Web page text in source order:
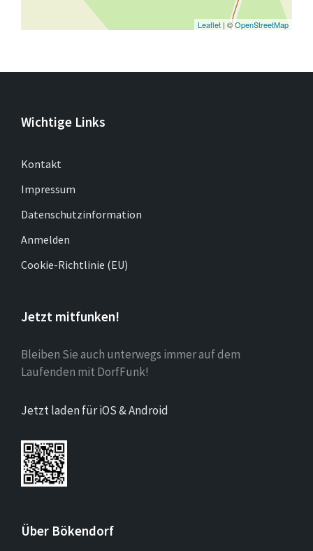
Leaflet | ©OpenStreetMap
Wichtige Links
Kontakt
Impressum
Datenschutzinformation
Anmelden
Cookie-Richtlinie (EU)
Jetzt mitfunken!
Bleiben Sie auch unterwegs immer auf dem
Laufenden mit DorfFunk!
Jetzt laden für iOS & Android
Über Bökendorf